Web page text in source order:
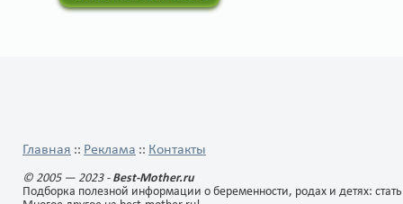
Главная :: Реклама :: Контакты
© 2005 — 2023 - Best-Mother.ru
Подборка полезной информации о беременности, родах и детях: